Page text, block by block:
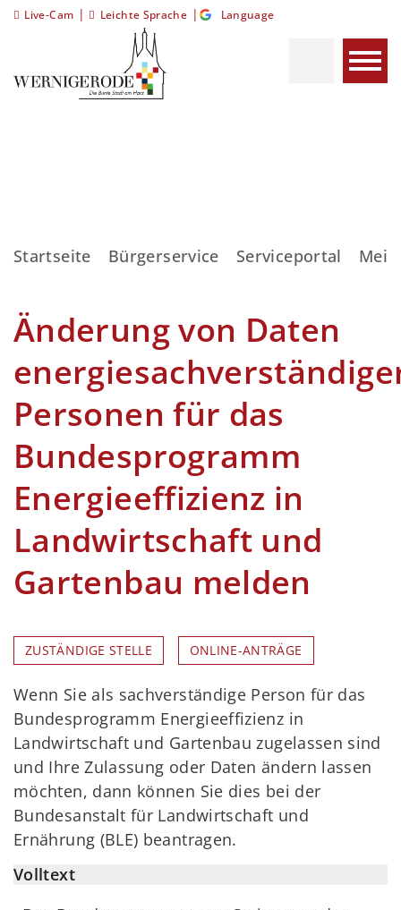
Live-Cam | Leichte Sprache | Language
Startseite Bürgerservice Serviceportal
Änderung von Daten
Personen für das
Bundesprogramm
Energieeffizienz in
Landwirtschaft und
Gartenbau melden
ZUSTÄNDIGE STELLE ONLINE-ANTRÄGE
Wenn Sie als sachverständige Person für das
Bundesprogramm Energieeffizienz in
Landwirtschaft und Gartenbau zugelassen sind
und Ihre Zulassung oder Daten ändern lassen
möchten, dann können Sie dies bei der
Bundesanstalt für Landwirtschaft und
Ernährung (BLE) beantragen.
Volltext